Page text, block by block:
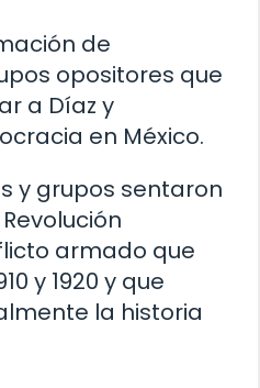
de
opositores que
a Díaz y
en México.
y grupos sentaron
armado que
y 1920 y que
la historia